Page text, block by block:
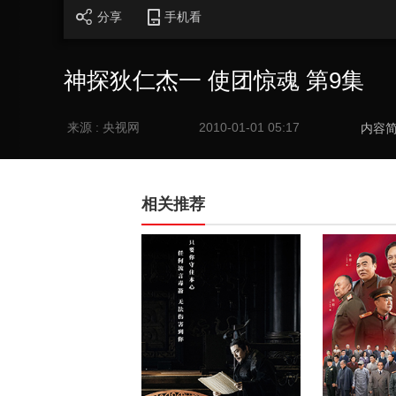
分享 手机看
神探狄仁杰一 使团惊魂 第9集
来源 : 央视网 2010-01-01 05:17 内容
相关推荐